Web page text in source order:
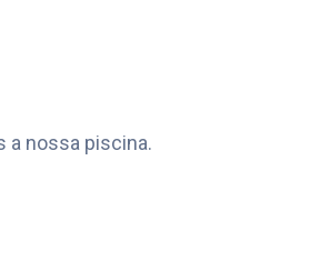
a nossa piscina.